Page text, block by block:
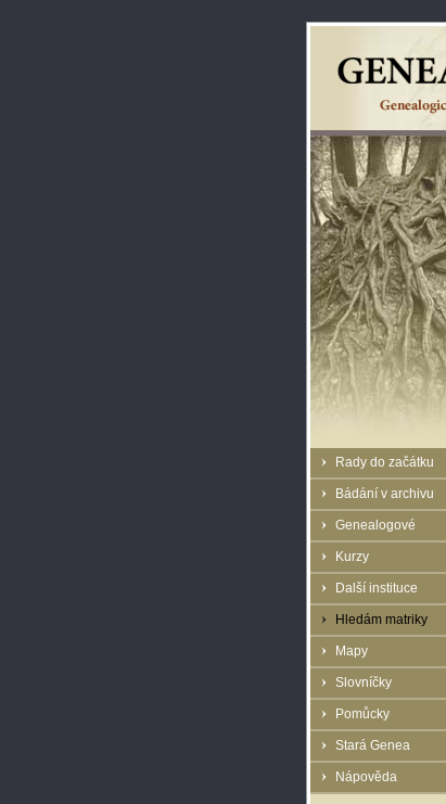
Rady do začátku
Bádání v archivu
Genealogové
Kurzy
Další instituce
Hledám matriky
Mapy
Slovníčky
Pomůcky
Stará Genea
Nápověda